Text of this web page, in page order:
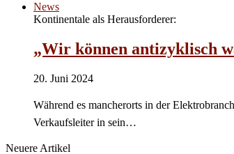
News
Kontinentale als Herausforderer:
„Wir können antizyklisch
20. Juni 2024
Während es mancherorts in der
Verkaufsleiter in sein…
Neuere Artikel